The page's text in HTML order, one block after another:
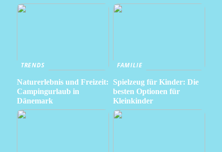
TRENDS
Naturerlebnis und Freizeit:
Campingurlaub in
Dänemark
FAMILIE
Spielzeug für Kinder: Die
besten Optionen für
Kleinkinder